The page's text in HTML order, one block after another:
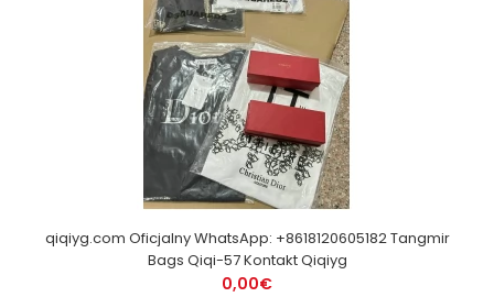
qiqiyg.com Oficjalny WhatsApp: +8618120605182 Tangmir
Bags Qiqi-57 Kontakt Qiqiyg
0,00€